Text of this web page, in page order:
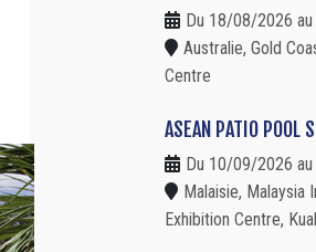
Du 18/08/2026
Australie, Gold
Centre
ASEAN PATIO POOL
Du 10/09/2026
Malaisie, Malaysia
Exhibition Centre,